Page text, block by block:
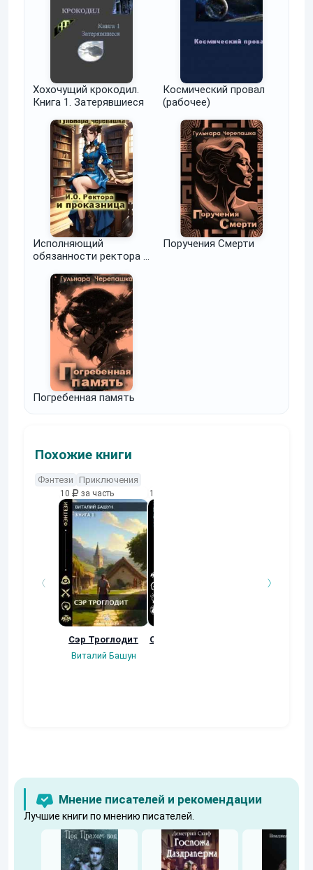
Хохочущий крокодил.
Книга 1. Затерявшиеся
Космический провал
(рабочее)
Исполняющий
обязанности ректора и
Поручения Смерти
Погребенная память
Похожие книги
Фэнтези Приключения
10 за часть
Сэр Троглодит
Виталий Башун
10
Осколки прошлого
Мнение писателей и рекомендации
Лучшие книги по мнению писателей.